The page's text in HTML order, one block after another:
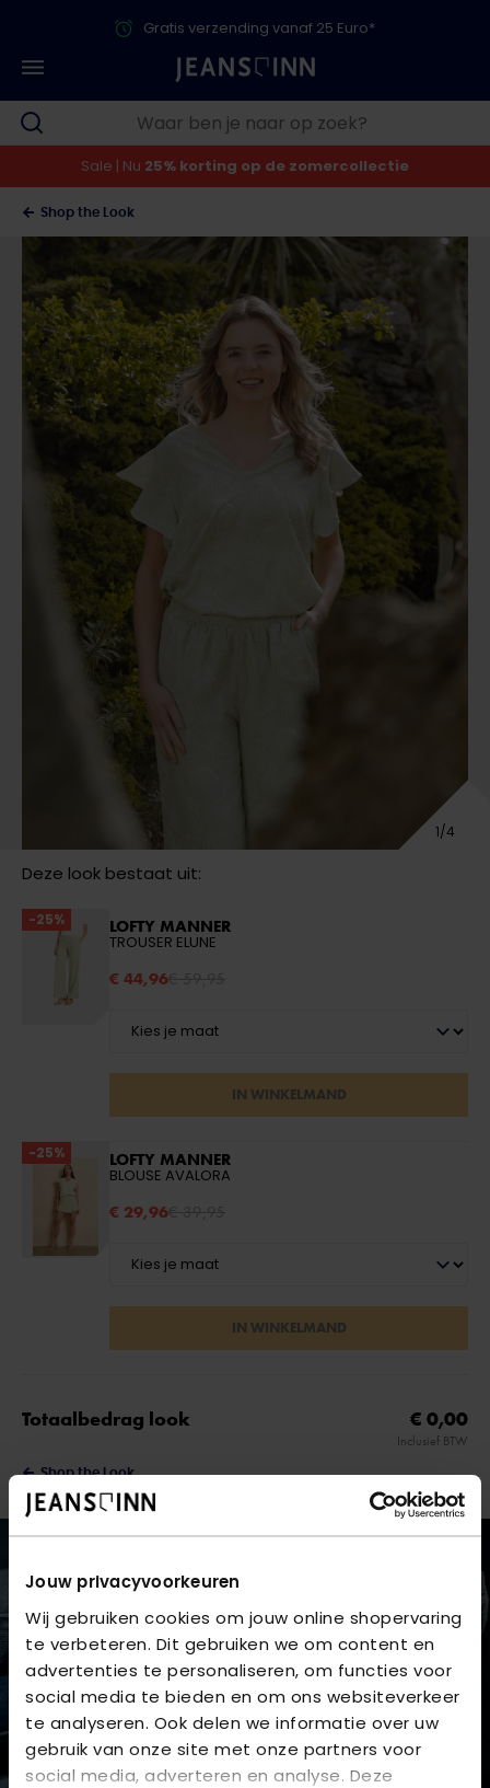
Jouw privacyvoorkeuren
Wij gebruiken cookies om jouw online shopervaring
te verbeteren. Dit gebruiken we om content en
advertenties te personaliseren, om functies voor
social media te bieden en om ons websiteverkeer
te analyseren. Ook delen we informatie over uw
gebruik van onze site met onze partners voor
social media, adverteren en analyse. Deze
Gratis verzending vanaf 25 Euro*
Sale | Nu 25% korting op de zomercollectie
Shop the Look
Deze look bestaat uit:
-25% LOFTY MANNER
TROUSER ELUNE
€ 44,96
IN WINKELMAND
-25% LOFTY MANNER
BLOUSE AVALORA
€ 29,96
IN WINKELMAND
Totaalbedrag look € 0,00
Inclusief BTW
Shop the Look